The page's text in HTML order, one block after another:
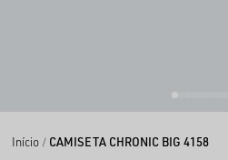
Início CAMISETA CHRONIC BIG 4158